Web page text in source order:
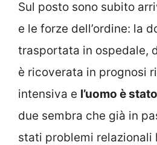
Sul posto sono subito
e le forze dell’ordine: la
trasportata in ospedale,
è ricoverata in prognosi
intensiva e l’uomo è
due sembra che già in
stati problemi relazionali